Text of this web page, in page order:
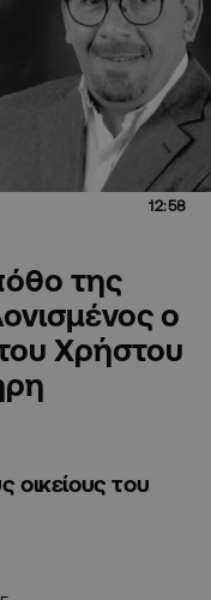
12:58
της
ο
Χρήστου
οικείους του